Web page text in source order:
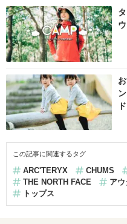
この記事に関連するタグ
ARC'TERYX CHUMS
THE NORTH FACE
ア
トップス